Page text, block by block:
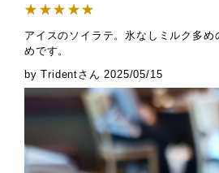
アイスのソイラテ。氷なしミルク多め
めです。
by Tridentさん 2025/05/15